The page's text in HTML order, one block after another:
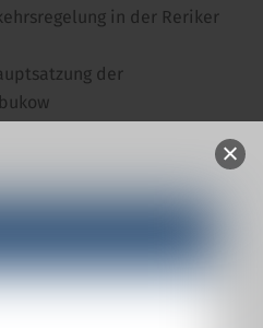
in der Reriker
der